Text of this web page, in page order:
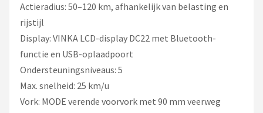
Actieradius: 50–120 km, afhankelijk van belasting en
rijstijl
Display: VINKA LCD-display DC22 met Bluetooth-
functie en USB-oplaadpoort
Ondersteuningsniveaus: 5
Max. snelheid: 25 km/u
Vork: MODE verende voorvork met 90 mm veerweg